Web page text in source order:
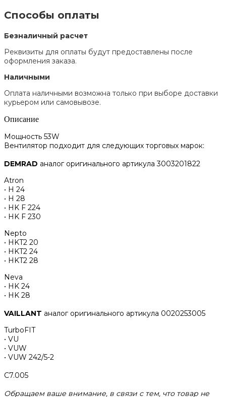
Способы оплаты
Безналичный расчет
Реквизиты для оплаты будут предоставлены после
оформления заказа.
Наличными
Оплата наличными возможна только при выборе доставки
курьером или самовывозе.
Описание
Мощность 53W
Вентилятор подходит для следующих торговых марок:
DEMRAD аналог оригинального артикула 3003201822
Atron
• H 24
• H 28
• HK F 224
• HK F 230
Nepto
• HKT2 20
• HKT2 24
• HKT2 28
Neva
• HK 24
• HK 28
VAILLANT аналог оригинального артикула 0020253005
TurboFIT
• VU
• VUW
• VUW 242/5-2
С7.005
Обращаем ваше внимание, в связи с тем, что товар не